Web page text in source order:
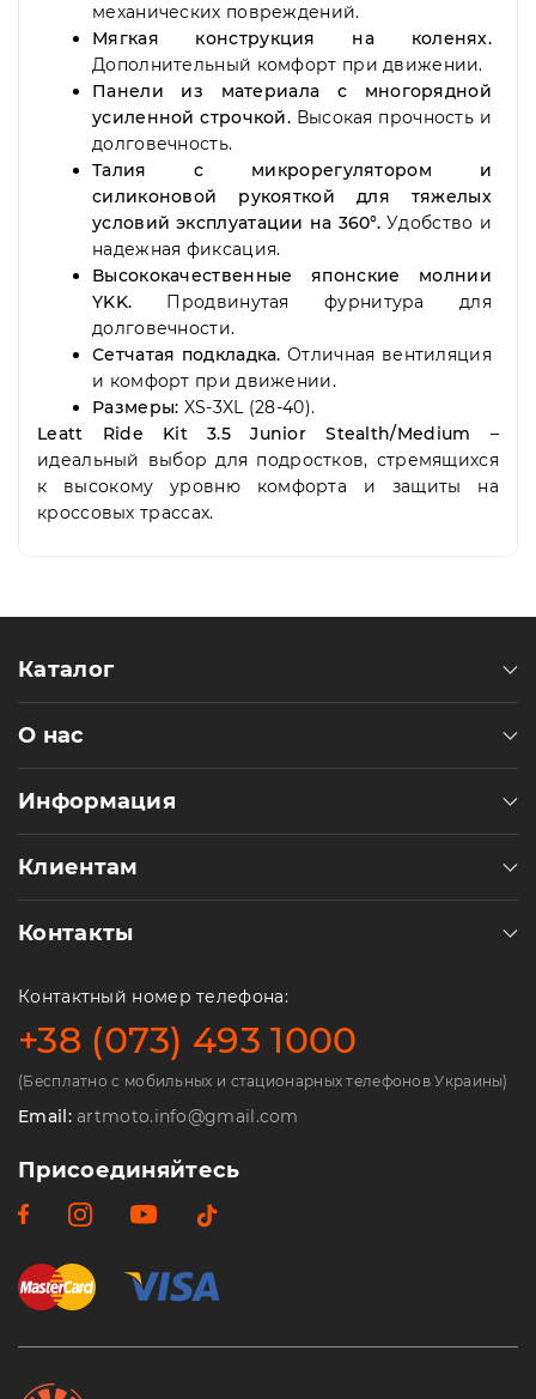
механических повреждений.
Мягкая конструкция на коленях.
Дополнительный комфорт при движении.
Панели из материала с многорядной
усиленной строчкой. Высокая прочность и
долговечность.
Талия с микрорегулятором и
силиконовой рукояткой для тяжелых
условий эксплуатации на 360°. Удобство и
надежная фиксация.
Высококачественные японские молнии
YKK. Продвинутая фурнитура для
долговечности.
Сетчатая подкладка. Отличная вентиляция
и комфорт при движении.
Размеры: XS-3XL (28-40).
Leatt Ride Kit 3.5 Junior Stealth/Medium –
идеальный выбор для подростков, стремящихся
к высокому уровню комфорта и защиты на
кроссовых трассах.
Каталог
О нас
Информация
Клиентам
Контакты
Контактный номер телефона:
+38 (073) 493 1000
(Бесплатно с мобильных и стационарных телефонов Украины)
Email:artmoto.info@gmail.com
Присоединяйтесь